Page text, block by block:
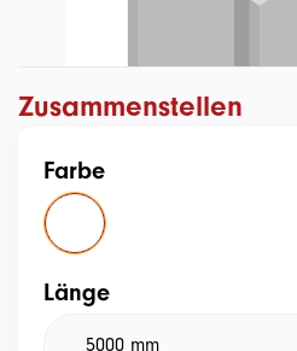
Zusammenstellen
Farbe
Länge